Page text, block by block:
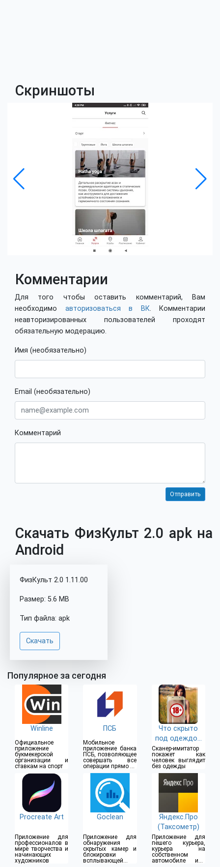
Скриншоты
Комментарии
Для того чтобы оставить комментарий, Вам
необходимо авторизоваться в ВК. Комментарии
неавторизированных пользователей проходят
обязательную модерацию.
Имя (необязательно)
Email (необязательно)
Комментарий
Скачать ФизКульт 2.0 apk на
Android
ФизКульт 2.0 1.11.00
Размер: 5.6 MB
Тип файла: apk
Скачать
Популярное за сегодня
Winline
Официальное
приложение
букмекерской
организации и
ставкам на спорт
ПСБ
Мобильное
приложение банка
ПСБ, позволяющее
совершать все
операции прямо из
дома
Что скрыто
под одеждой
(18+)
Сканер-имитатор
покажет как
человек выглядит
без одежды
Procreate Art
Приложение для
профессионалов в
мире творчества и
начинающих
художников
Goclean
Приложение для
обнаружения
скрытых камер и
блокировки
всплывающей
Яндекс.Про
(Таксометр)
Приложение для
пешего курьера,
курьера на
собственном
автомобиле или